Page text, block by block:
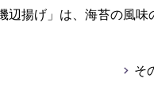
辺揚げ」は、海苔の風味
そ